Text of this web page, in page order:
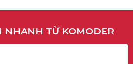
NHANH TỪ KOMODER